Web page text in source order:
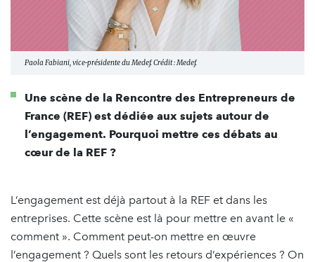
Paola Fabiani, vice-présidente du Medef. Crédit : Medef.
Une scène de la Rencontre des Entrepreneurs de
France (REF) est dédiée aux sujets autour de
l’engagement. Pourquoi mettre ces débats au
cœur de la REF ?
L’engagement est déjà partout à la REF et dans les
entreprises. Cette scène est là pour mettre en avant le «
comment ». Comment peut-on mettre en œuvre
l’engagement ? Quels sont les retours d’expériences ? On